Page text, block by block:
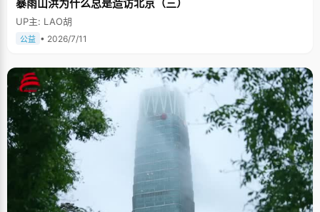
暴雨山洪为什么总是造访北京（三）
UP主: LAO胡
公益 • 2026/7/11